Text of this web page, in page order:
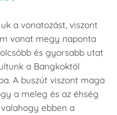
a vonatozást, viszont
vonat megy naponta
és gyorsabb utat
a Bangkoktól
A buszút viszont maga
a meleg és az éhség
ebben a